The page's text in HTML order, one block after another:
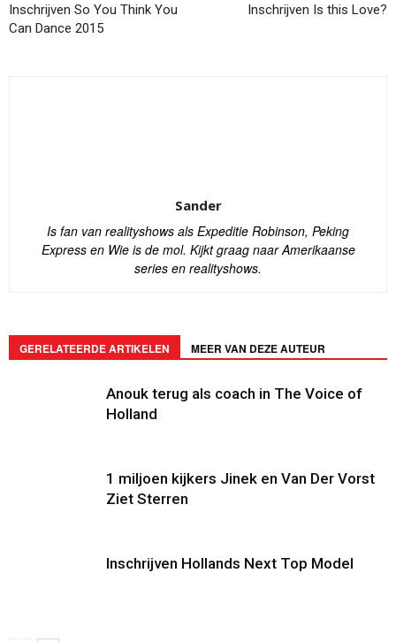
Inschrijven So You Think You
Can Dance 2015
Inschrijven Is this Love?
Sander
Is fan van realityshows als Expeditie Robinson, Peking
Express en Wie is de mol. Kijkt graag naar Amerikaanse
series en realityshows.
GERELATEERDE ARTIKELEN MEER VAN DEZE AUTEUR
Anouk terug als coach in The Voice of
Holland
1 miljoen kijkers Jinek en Van Der Vorst
Ziet Sterren
Inschrijven Hollands Next Top Model